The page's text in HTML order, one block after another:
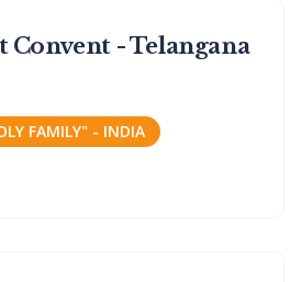
Convent - Telangana
FAMILY" - INDIA